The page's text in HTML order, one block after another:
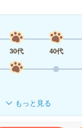
30代 40代
もっと見る